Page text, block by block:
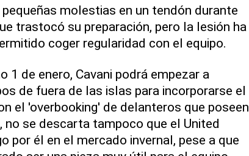
molestias en un tendón durante
trastocó su preparación, pero la lesión ha
coger regularidad con el equipo.
1 de enero, Cavani podrá empezar a
de fuera de las islas para incorporarse el
el 'overbooking' de delanteros que poseen
no se descarta tampoco que el United
por él en el mercado invernal, pese a que